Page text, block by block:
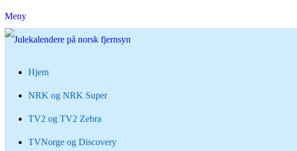
Meny
Hjem
NRK og NRK Super
TV2 og TV2 Zebra
TVNorge og Discovery